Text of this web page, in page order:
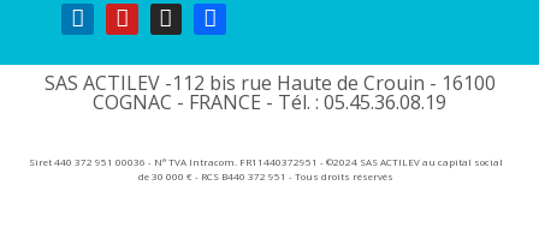
SAS ACTILEV -112 bis rue Haute de Crouin - 16100
COGNAC - FRANCE - Tél. : 05.45.36.08.19​
Siret 440 372 951 00036 - N° TVA Intracom. FR11440372951 - ©2024 SAS ACTILEV au capital social
de 30 000 € - RCS B440 372 951 - Tous droits réservés​​